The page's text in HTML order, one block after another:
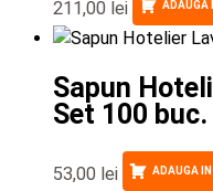
211,00 lei ADAUGA
Sapun
Set 100 buc.
53,00 lei ADAUGA